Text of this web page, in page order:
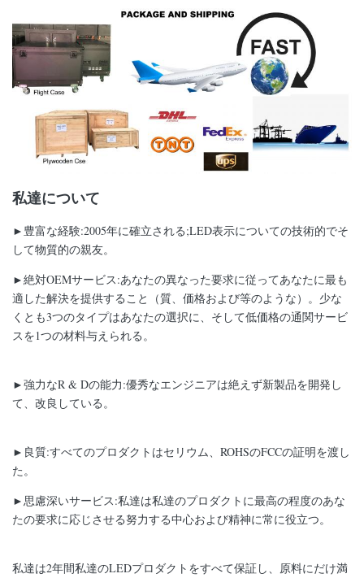
私達について
►豊富な経験:2005年に確立される;LED表示についての技術的でそ
して物質的の親友。
►絶対OEMサービス:あなたの異なった要求に従ってあなたに最も
適した解決を提供すること（質、価格および等のような）。少な
くとも3つのタイプはあなたの選択に、そして低価格の通関サービ
スを1つの材料与えられる。
►強力なR & Dの能力:優秀なエンジニアは絶えず新製品を開発し
て、改良している。
►良質:すべてのプロダクトはセリウム、ROHSのFCCの証明を渡し
た。
►思慮深いサービス:私達は私達のプロダクトに最高の程度のあな
たの要求に応じさせる努力する中心および精神に常に役立つ。
私達は2年間私達のLEDプロダクトをすべて保証し、原料にだけ満